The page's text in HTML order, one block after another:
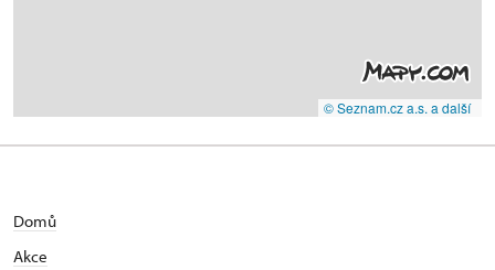
© Seznam.cz a.s. a další
Domů
Akce